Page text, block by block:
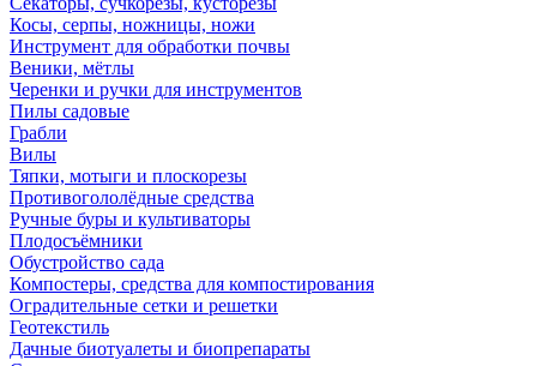
Косы, серпы, ножницы, ножи
Инструмент для обработки почвы
Веники, мётлы
Черенки и ручки для инструментов
Пилы садовые
Грабли
Вилы
Тяпки, мотыги и плоскорезы
Противогололёдные средства
Ручные буры и культиваторы
Плодосъёмники
Обустройство сада
Компостеры, средства для компостирования
Оградительные сетки и решетки
Геотекстиль
Дачные биотуалеты и биопрепараты